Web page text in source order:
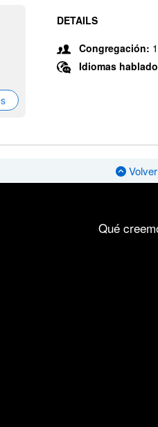
DETAILS
Congregación:
Idiomas
Qué